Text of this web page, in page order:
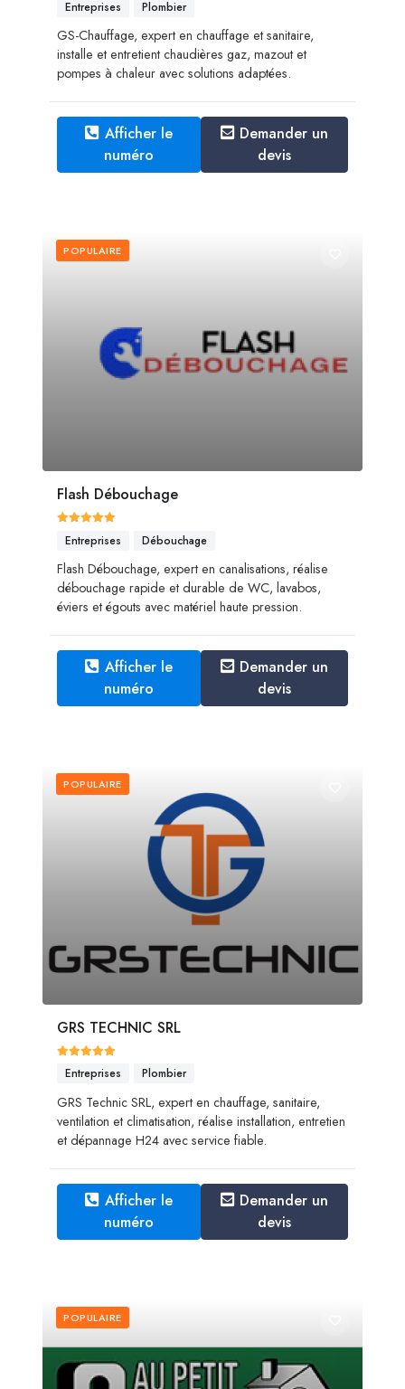
Entreprises Plombier
GS-Chauffage, expert en chauffage et sanitaire,
installe et entretient chaudières gaz, mazout et
pompes à chaleur avec solutions adaptées.
Afficher le
numéro
Demander un
devis
POPULAIRE
Flash Débouchage
Entreprises Débouchage
Flash Débouchage, expert en canalisations, réalise
débouchage rapide et durable de WC, lavabos,
éviers et égouts avec matériel haute pression.
Afficher le
numéro
Demander un
devis
POPULAIRE
GRS TECHNIC SRL
Entreprises Plombier
GRS Technic SRL, expert en chauffage, sanitaire,
ventilation et climatisation, réalise installation, entretien
et dépannage H24 avec service fiable.
Afficher le
numéro
Demander un
devis
POPULAIRE